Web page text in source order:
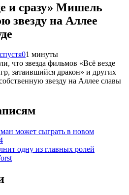
и сразу» Мишель
звезду на Аллее
01 минуты
что звезда фильмов «Всё везде
затаившийся дракон» и других
звезду на Аллее славы
может сыграть в новом
одну из главных ролей